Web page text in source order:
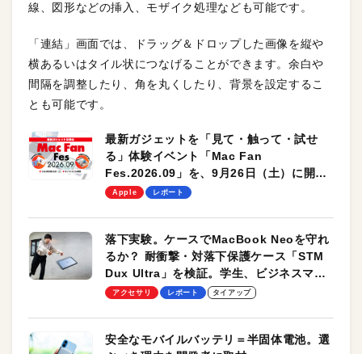
線、図形などの挿入、モザイク処理なども可能です。
「連結」画面では、ドラッグ＆ドロップした画像を縦や
横あるいはタイル状につなげることができます。余白や
間隔を調整したり、角を丸くしたり、背景を設定するこ
とも可能です。
最新ガジェットを「見て・触って・試せ
る」体験イベント「Mac Fan
Fes.2026.09」を、9月26日（土）に開催
します！
Apple レポート
落下実験。ケースでMacBook Neoを守れ
るか？ 耐衝撃・対落下保護ケース「STM
Dux Ultra」を検証。学生、ビジネスマン
のモバイルユースに最適！
アクセサリ レポート タイアップ
安全なモバイルバッテリ＝半固体電池。選